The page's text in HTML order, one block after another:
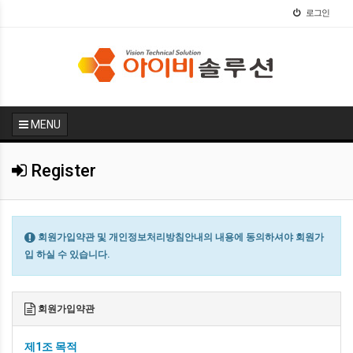
로그인
MENU
Register
회원가입약관 및 개인정보처리방침안내의 내용에 동의하셔야 회원가
입 하실 수 있습니다.
회원가입약관
제1조 목적